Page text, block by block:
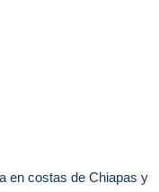
en costas de Chiapas y